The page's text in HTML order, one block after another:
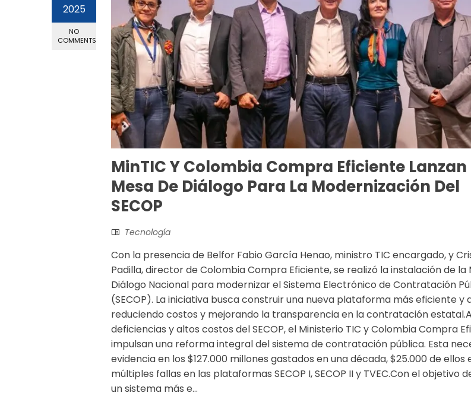
2025
NO
COMMENTS
MinTIC Y Colombia Compra Eficiente Lanzan
Mesa De Diálogo Para La Modernización Del
SECOP
Tecnología
Con la presencia de Belfor Fabio García Henao, ministro TIC encargado, y
Padilla, director de Colombia Compra Eficiente, se realizó la instalación de la
Diálogo Nacional para modernizar el Sistema Electrónico de Contratación
(SECOP). La iniciativa busca construir una nueva plataforma más eficiente y
reduciendo costos y mejorando la transparencia en la contratación
deficiencias y altos costos del SECOP, el Ministerio TIC y Colombia Compra
impulsan una reforma integral del sistema de contratación pública. Esta
evidencia en los $127.000 millones gastados en una década, $25.000 de ellos
múltiples fallas en las plataformas SECOP I, SECOP II y TVEC.Con el objetivo
un sistema más e...